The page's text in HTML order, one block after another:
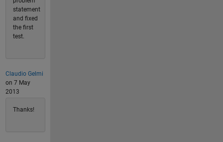
statement
and fixed
the first
test.
Claudio Gelmi
on 7 May
2013
Thanks!